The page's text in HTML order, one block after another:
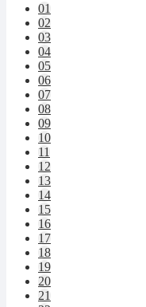
01
02
03
04
05
06
07
08
09
10
11
12
13
14
15
16
17
18
19
20
21